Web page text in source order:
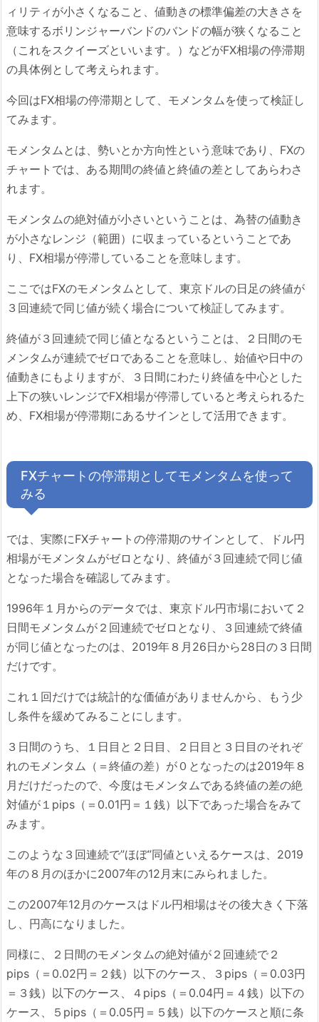
ィリティが小さくなること、値動きの標準偏差の大きさを
意味するボリンジャーバンドのバンドの幅が狭くなること
（これをスクイーズといいます。）などがFX相場の停滞期
の具体例として考えられます。
今回はFX相場の停滞期として、モメンタムを使って検証し
てみます。
モメンタムとは、勢いとか方向性という意味であり、FXの
チャートでは、ある期間の終値と終値の差としてあらわさ
れます。
モメンタムの絶対値が小さいということは、為替の値動き
が小さなレンジ（範囲）に収まっているということであ
り、FX相場が停滞していることを意味します。
ここではFXのモメンタムとして、東京ドルの日足の終値が
３回連続で同じ値が続く場合について検証してみます。
終値が３回連続で同じ値となるということは、２日間のモ
メンタムが連続でゼロであることを意味し、始値や日中の
値動きにもよりますが、３日間にわたり終値を中心とした
上下の狭いレンジでFX相場が停滞していると考えられるた
め、FX相場が停滞期にあるサインとして活用できます。
FXチャートの停滞期としてモメンタムを使って
みる
では、実際にFXチャートの停滞期のサインとして、ドル円
相場がモメンタムがゼロとなり、終値が３回連続で同じ値
となった場合を確認してみます。
1996年１月からのデータでは、東京ドル円市場において２
日間モメンタムが２回連続でゼロとなり、３回連続で終値
が同じ値となったのは、2019年８月26日から28日の３日間
だけです。
これ１回だけでは統計的な価値がありませんから、もう少
し条件を緩めてみることにします。
３日間のうち、１日目と２日目、２日目と３日目のそれぞ
れのモメンタム（＝終値の差）が０となったのは2019年８
月だけだったので、今度はモメンタムである終値の差の絶
対値が１pips（＝0.01円＝１銭）以下であった場合をみて
みます。
このような３回連続で”ほぼ”同値といえるケースは、2019
年の８月のほかに2007年の12月末にみられました。
この2007年12月のケースはドル円相場はその後大きく下落
し、円高になりました。
同様に、２日間のモメンタムの絶対値が２回連続で２
pips（＝0.02円＝２銭）以下のケース、３pips（＝0.03円
＝３銭）以下のケース、４pips（＝0.04円＝４銭）以下の
ケース、５pips（＝0.05円＝５銭）以下のケースと順に条